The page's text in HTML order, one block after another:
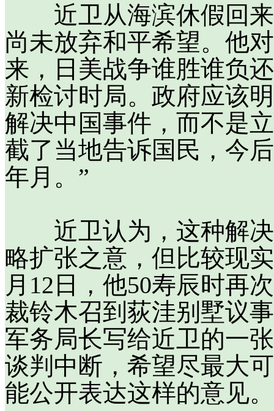
近卫从海滨休假回来
尚未放弃和平希望。他
来，日美战争谁胜谁负
新检讨时局。政府应该
解决中国事件，而不是
截了当地告诉国民，今
年月。”
近卫认为，这种解决
略扩张之意，但比较现
月12日，他50寿辰时再
裁铃木召到荻洼别墅议
军务局长写给近卫的一
谈判中断，希望尽最大
能公开表达这样的意见。